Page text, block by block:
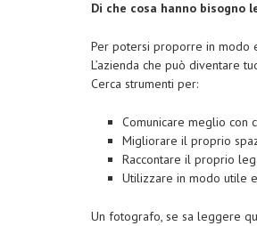
Di che cosa hanno bisogno
Per potersi proporre in modo
L’azienda che può diventare
Cerca strumenti per:
Comunicare meglio con
Migliorare il proprio
Raccontare il proprio
Utilizzare in modo utile
Un fotografo, se sa leggere